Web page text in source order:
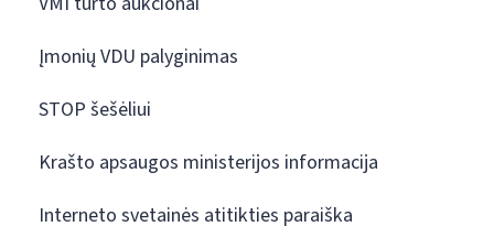
Įmonių VDU palyginimas
STOP šešėliui
Krašto apsaugos ministerijos informacija
Interneto svetainės atitikties paraiška